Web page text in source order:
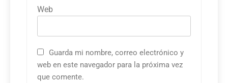
Web
Guarda mi nombre, correo electrónico y
web en este navegador para la próxima vez
que comente.